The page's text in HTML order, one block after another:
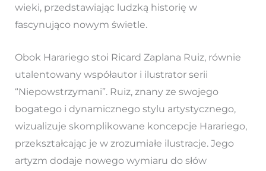
wieki, przedstawiając ludzką historię w
fascynująco nowym świetle.
Obok Harariego stoi Ricard Zaplana Ruiz, równie
utalentowany współautor i ilustrator serii
“Niepowstrzymani”. Ruiz, znany ze swojego
bogatego i dynamicznego stylu artystycznego,
wizualizuje skomplikowane koncepcje Harariego,
przekształcając je w zrozumiałe ilustracje. Jego
artyzm dodaje nowego wymiaru do słów